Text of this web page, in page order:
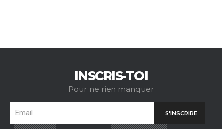
INSCRIS-TOI
Pour ne rien manquer